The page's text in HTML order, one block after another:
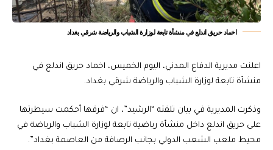
اخماد حريق اندلع في منشأة تابعة لوزارة الشباب والرياضة شرقي بغداد
اعلنت مديرية الدفاع المدني، اليوم الخميس، اخماد حريق اندلع في
منشأة تابعة لوزارة الشباب والرياضة شرقي بغداد.
وذكرت المديرية في بيان تلقته “الرشيد”، ان “فرقها أحكمت سيطرتها
على حريق اندلع داخل منشأة رياضية تابعة لوزارة الشباب والرياضة في
محيط ملعب الشعب الدولي بجانب الرصافة من العاصمة بغداد”.